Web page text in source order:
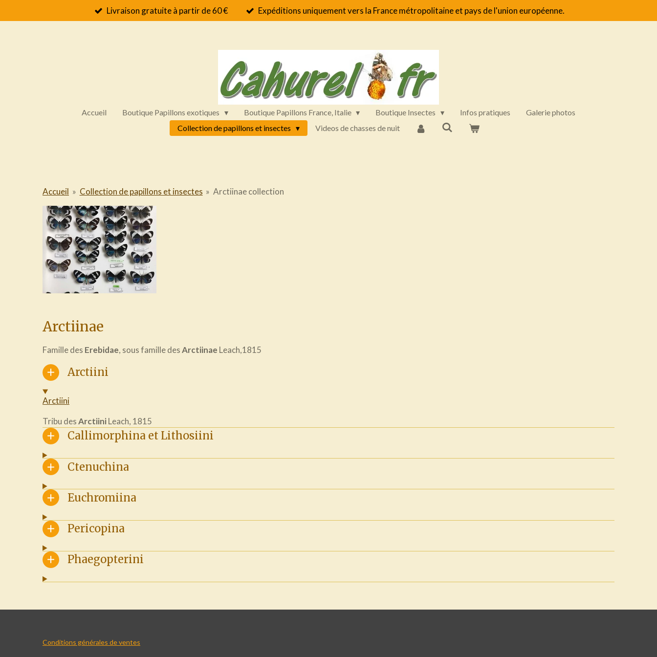
au
Livraison gratuite à partir de 60 € Expéditions uniquement vers la France métropolitaine et pays de l'union européenne.
Accueil Boutique Papillons exotiques Boutique Papillons France, Italie Boutique Insectes Infos pratiques
Galerie photos
Collection de papillons et insectes
Videos de chasses de nuit
Accueil » Collection de papillons et insectes » Arctiinae collection
Arctiinae
Famille des Erebidae, sous famille desArctiinae Leach,1815
Arctiini
Arctiini
Tribu desArctiiniLeach, 1815
Callimorphina et Lithosiini
Ctenuchina
Euchromiina
Pericopina
Phaegopterini
Conditions générales de ventes